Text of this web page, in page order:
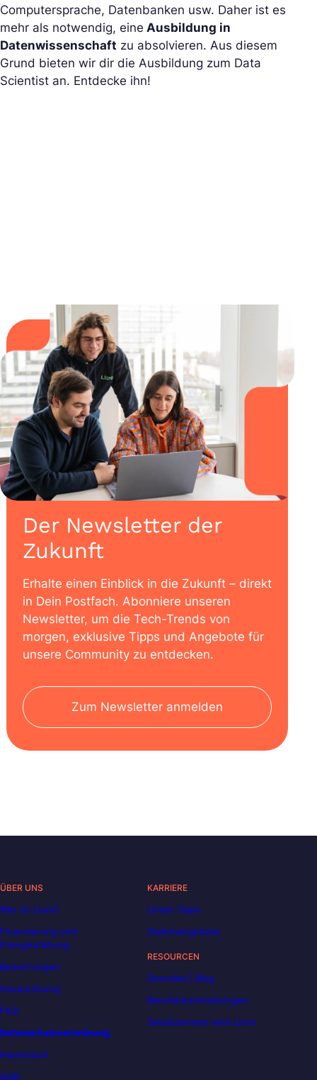
Computersprache, Datenbanken usw. Daher ist es
mehr als notwendig, eine Ausbildung in
Datenwissenschaft zu absolvieren. Aus diesem
Grund bieten wir dir die Ausbildung zum Data
Scientist an. Entdecke ihn!
Der Newsletter der
Zukunft
Erhalte einen Einblick in die Zukunft – direkt
in Dein Postfach. Abonniere unseren
Newsletter, um die Tech-Trends von
morgen, exklusive Tipps und Angebote für
unsere Community zu entdecken.
Zum Newsletter anmelden
ÜBER UNS
Wer ist Liora?
Finanzierung und
Preisgestaltung
Bewertungen
Hausordnung
FAQ
Datenschutzverordnung
Impressum
AGB
KARRIERE
Unser Team
Stellenangebote
RESOURCEN
Decoded | Blog
Berufsbeschreibungen
DataScientest wird Liora